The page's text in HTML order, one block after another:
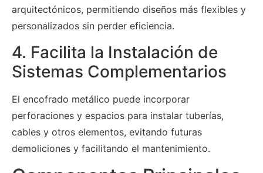
arquitectónicos, permitiendo diseños más flexibles y
personalizados sin perder eficiencia.
4. Facilita la Instalación de
Sistemas Complementarios
El encofrado metálico puede incorporar
perforaciones y espacios para instalar tuberías,
cables y otros elementos, evitando futuras
demoliciones y facilitando el mantenimiento.